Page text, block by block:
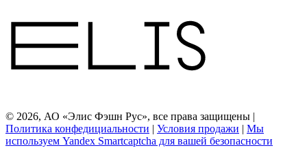
© 2026, АО «Элис Фэшн Рус», все права защищены |
Политика конфедициальности | Условия продажи | Мы
используем Yandex Smartcaptcha для вашей безопасности